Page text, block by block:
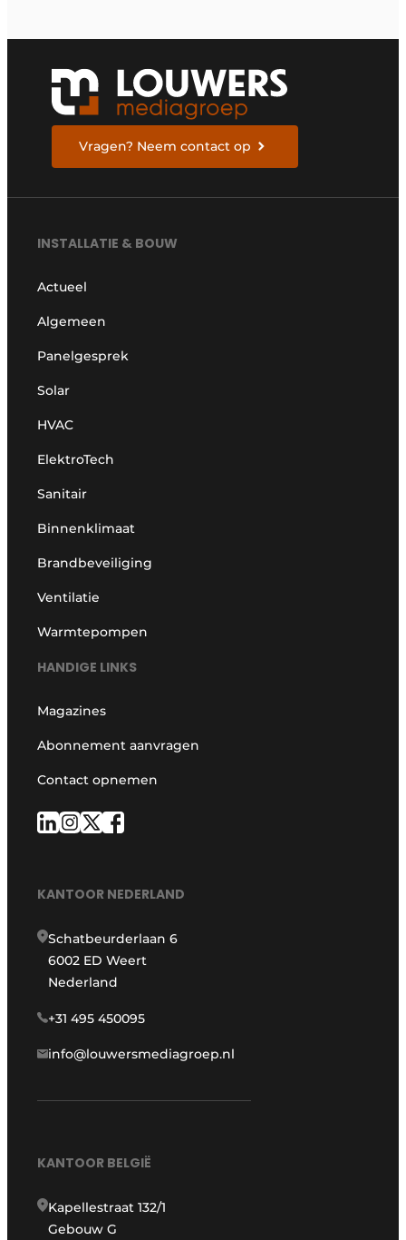
Vragen? Neem contact op
INSTALLATIE & BOUW
Actueel
Algemeen
Panelgesprek
Solar
HVAC
ElektroTech
Sanitair
Binnenklimaat
Brandbeveiliging
Ventilatie
Warmtepompen
HANDIGE LINKS
Magazines
Abonnement aanvragen
Contact opnemen
KANTOOR NEDERLAND
Schatbeurderlaan 6
6002 ED Weert
Nederland
+31 495 450095
info@louwersmediagroep.nl
KANTOOR BELGIË
Kapellestraat 132/1
Gebouw G